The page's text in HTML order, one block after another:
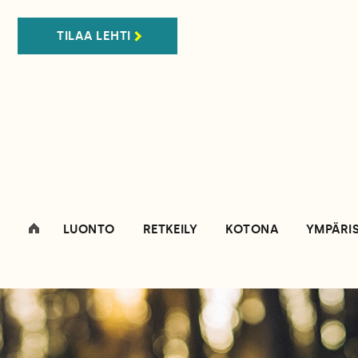
TILAA LEHTI
LUONTO RETKEILY KOTONA